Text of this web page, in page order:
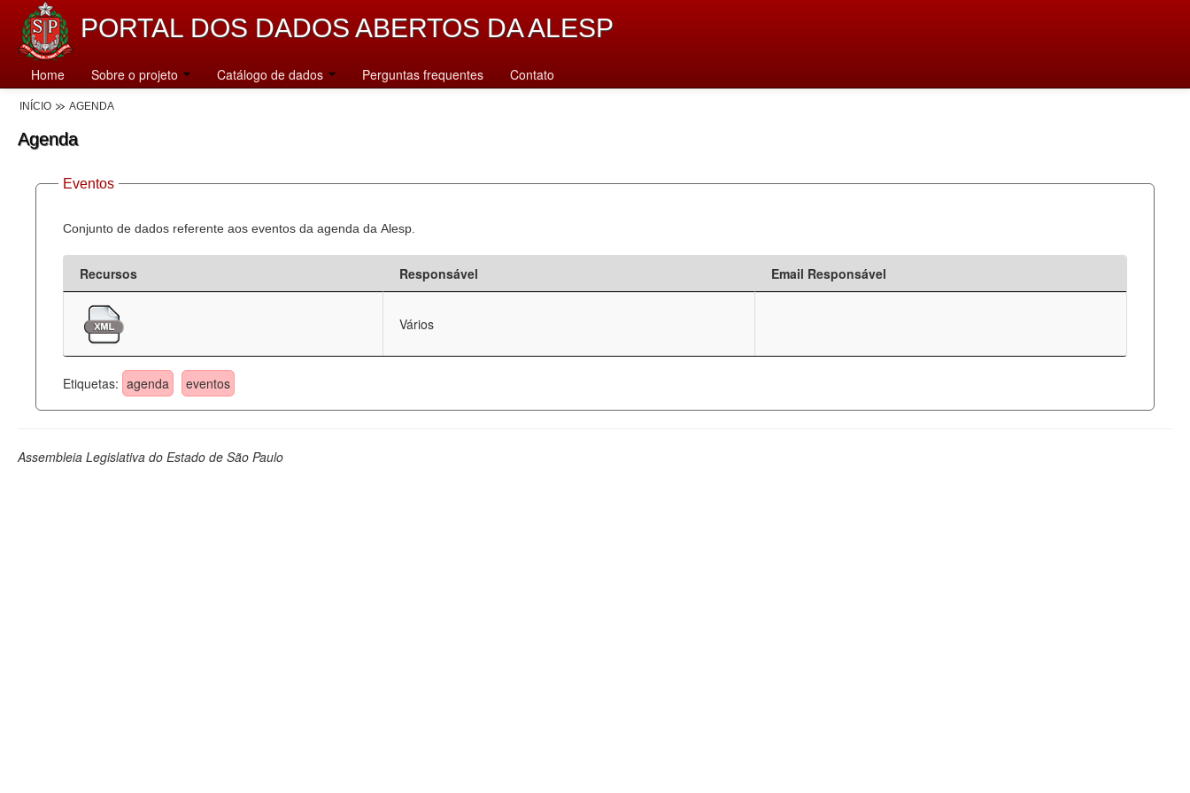
PORTAL DOS DADOS ABERTOS DA ALESP
Home Sobre o projeto Catálogo de dados Perguntas frequentes Contato
INÍCIO AGENDA
Agenda
Eventos
Conjunto de dados referente aos eventos da agenda da Alesp.
Recursos Responsável Email Responsável
Vários
Etiquetas: agenda eventos
Assembleia Legislativa do Estado de São Paulo